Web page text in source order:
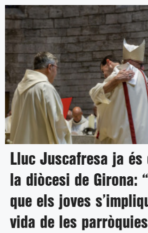
Lluc Juscafresa ja és
la diòcesi de Girona:
que els joves
vida de les